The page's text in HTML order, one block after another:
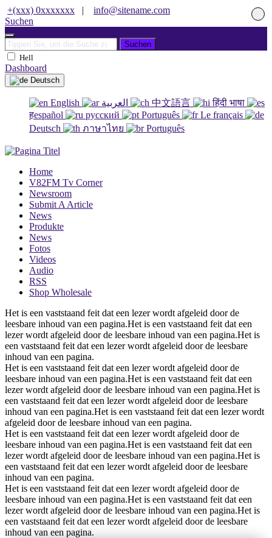
+(xxx) 0xxxxxxx |
info@sitename.com
Suchen
Suchen
Hell
Dashboard
Deutsch
English 中文語言
हिंदी भाषा
हespañol
русский Português
Le français
Deutsch
ภาษาไทย Português
Home
V82FM Tv Corner
Newsroom
Submit A Article
News
Produkte
News
Fotos
Videos
Audio
RSS
Shop Wholesale
Het is een vaststaand feit dat een lezer wordt afgeleid door de
leesbare inhoud van een pagina.Het is een vaststaand feit dat een
lezer wordt afgeleid door de leesbare inhoud van een pagina.Het is
een vaststaand feit dat een lezer wordt afgeleid door de leesbare
inhoud van een pagina.
Het is een vaststaand feit dat een lezer wordt afgeleid door de
leesbare inhoud van een pagina.Het is een vaststaand feit dat een
lezer wordt afgeleid door de leesbare inhoud van een pagina.Het is
een vaststaand feit dat een lezer wordt afgeleid door de leesbare
inhoud van een pagina.Het is een vaststaand feit dat een lezer wordt
afgeleid door de leesbare inhoud van een pagina.
Het is een vaststaand feit dat een lezer wordt afgeleid door de
leesbare inhoud van een pagina.Het is een vaststaand feit dat een
lezer wordt afgeleid door de leesbare inhoud van een pagina.Het is
een vaststaand feit dat een lezer wordt afgeleid door de leesbare
inhoud van een pagina.
Het is een vaststaand feit dat een lezer wordt afgeleid door de
leesbare inhoud van een pagina.Het is een vaststaand feit dat een
lezer wordt afgeleid door de leesbare inhoud van een pagina.Het is
een vaststaand feit dat een lezer wordt afgeleid door de leesbare
inhoud van een pagina.